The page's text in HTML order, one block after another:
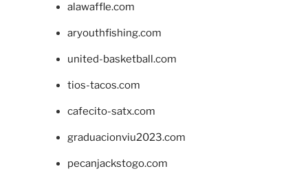
alawaffle.com
aryouthfishing.com
united-basketball.com
tios-tacos.com
cafecito-satx.com
graduacionviu2023.com
pecanjackstogo.com